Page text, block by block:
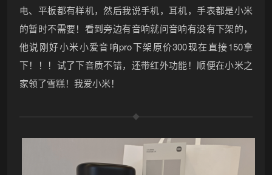
❆
电、平板都有样机，然后我说手机，耳机，手表都是小米
的暂时不需要！看到旁边有音响就问音响有没有下架的，
他说刚好小米小爱音响pro下架原价300现在直接150拿
下！！！试了下音质不错，还带红外功能！顺便在小米之
家领了雪糕！我爱小米！